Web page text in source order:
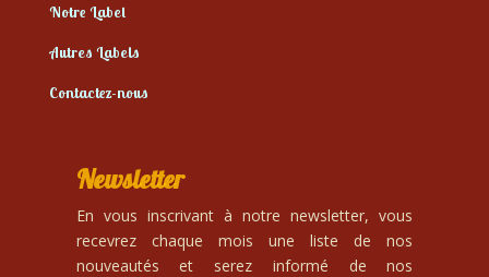
Notre Label
Autres Labels
Contactez-nous
Newsletter
En vous inscrivant à notre newsletter, vous
recevrez chaque mois une liste de nos
nouveautés et serez informé de nos